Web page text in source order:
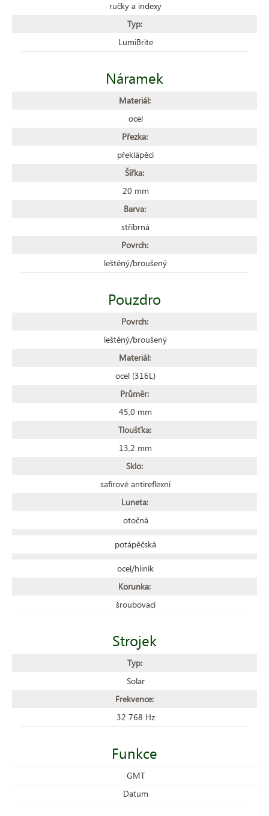
ručky a indexy
Typ:
LumiBrite
Náramek
Materiál:
ocel
Přezka:
překlápěcí
Šířka:
20 mm
Barva:
stříbrná
Povrch:
leštěný/broušený
Pouzdro
Povrch:
leštěný/broušený
Materiál:
ocel (316L)
Průměr:
45,0 mm
Tloušťka:
13,2 mm
Sklo:
safírové antireflexní
Luneta:
otočná
potápěčská
ocel/hliník
Korunka:
šroubovací
Strojek
Typ:
Solar
Frekvence:
32 768 Hz
Funkce
GMT
Datum